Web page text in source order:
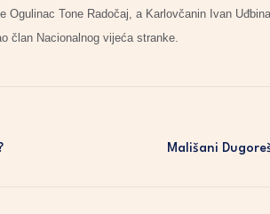
Tone Radočaj, a Karlovčanin Ivan
član Nacionalnog vijeća stranke.
Mališani